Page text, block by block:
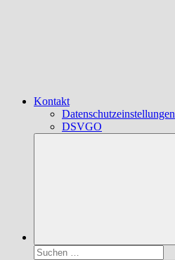
Kontakt
Datenschutzeinstellungen
DSVGO
Suchen